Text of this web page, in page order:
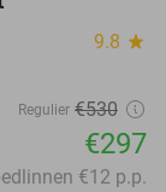
9.8 star
Regulier €530
€297
€12 p.p.